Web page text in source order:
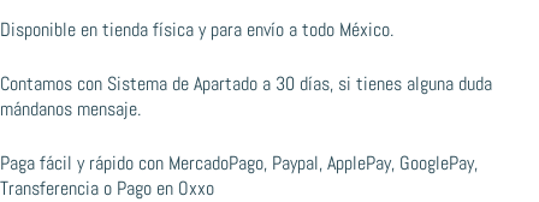
Disponible en tienda física y para envío a todo México.
Contamos con Sistema de Apartado a 30 días, si tienes alguna duda
mándanos mensaje.
Paga fácil y rápido con MercadoPago, Paypal, ApplePay, GooglePay,
Transferencia o Pago en Oxxo